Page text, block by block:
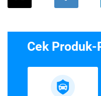
Cek